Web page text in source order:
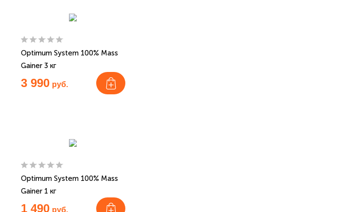
Optimum System 100% Mass
Gainer 3 кг
3 990 руб.
Optimum System 100% Mass
Gainer 1 кг
1 490 руб.